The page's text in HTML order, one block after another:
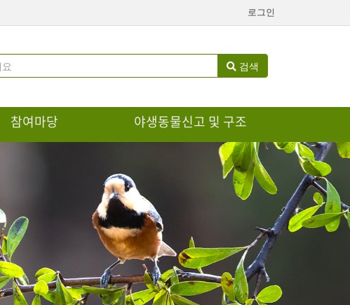
로그인
검색
참여마당 야생동물신고 및 구조